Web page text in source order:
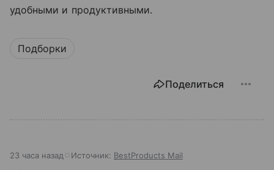
удобными и продуктивными.
Подборки
Поделиться
23 часа назад Источник: BestProducts Mail